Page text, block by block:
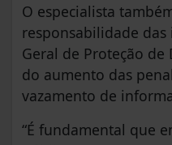
O especialista
responsabilidade
Geral de Proteção de
do aumento das
vazamento de
“É fundamental que